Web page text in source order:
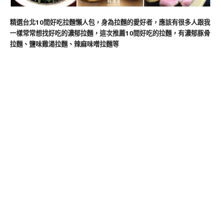
精選台北10間好吃拉麵懶人包，身為拉麵的愛好者，應該有很多人跟我
一樣常常想找好吃的濃郁拉麵，這次推薦10間好吃的拉麵，有濃郁豚骨
拉麵、鹽味雞湯拉麵、辣麻味噌拉麵等